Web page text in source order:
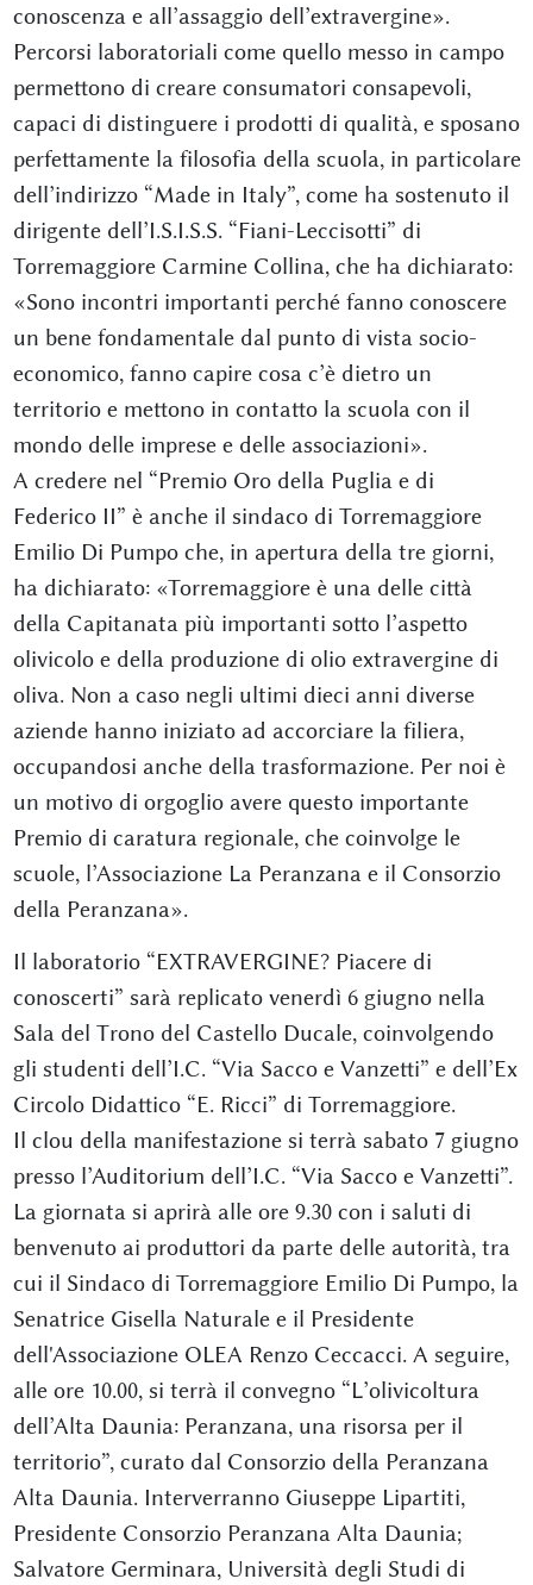
conoscenza e all’assaggio dell’extravergine».
Percorsi laboratoriali come quello messo in campo
permettono di creare consumatori consapevoli,
capaci di distinguere i prodotti di qualità, e sposano
perfettamente la filosofia della scuola, in particolare
dell’indirizzo “Made in Italy”, come ha sostenuto il
dirigente dell’I.S.I.S.S. “Fiani-Leccisotti” di
Torremaggiore Carmine Collina, che ha dichiarato:
«Sono incontri importanti perché fanno conoscere
un bene fondamentale dal punto di vista socio-
economico, fanno capire cosa c’è dietro un
territorio e mettono in contatto la scuola con il
mondo delle imprese e delle associazioni».
A credere nel “Premio Oro della Puglia e di
Federico II” è anche il sindaco di Torremaggiore
Emilio Di Pumpo che, in apertura della tre giorni,
ha dichiarato: «Torremaggiore è una delle città
della Capitanata più importanti sotto l’aspetto
olivicolo e della produzione di olio extravergine di
oliva. Non a caso negli ultimi dieci anni diverse
aziende hanno iniziato ad accorciare la filiera,
occupandosi anche della trasformazione. Per noi è
un motivo di orgoglio avere questo importante
Premio di caratura regionale, che coinvolge le
scuole, l’Associazione La Peranzana e il Consorzio
della Peranzana».
Il laboratorio “EXTRAVERGINE? Piacere di
conoscerti” sarà replicato venerdì 6 giugno nella
Sala del Trono del Castello Ducale, coinvolgendo
gli studenti dell’I.C. “Via Sacco e Vanzetti” e dell’Ex
Circolo Didattico “E. Ricci” di Torremaggiore.
Il clou della manifestazione si terrà sabato 7 giugno
presso l’Auditorium dell’I.C. “Via Sacco e Vanzetti”.
La giornata si aprirà alle ore 9.30 con i saluti di
benvenuto ai produttori da parte delle autorità, tra
cui il Sindaco di Torremaggiore Emilio Di Pumpo, la
Senatrice Gisella Naturale e il Presidente
dell'Associazione OLEA Renzo Ceccacci. A seguire,
alle ore 10.00, si terrà il convegno “L’olivicoltura
dell’Alta Daunia: Peranzana, una risorsa per il
territorio”, curato dal Consorzio della Peranzana
Alta Daunia. Interverranno Giuseppe Lipartiti,
Presidente Consorzio Peranzana Alta Daunia;
Salvatore Germinara, Università degli Studi di